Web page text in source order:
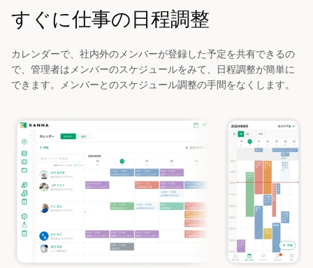
すぐに仕事の日程調整
カレンダーで、社内外のメンバーが登録した予定を共有できるの
で、管理者はメンバーのスケジュールをみて、日程調整が簡単に
できます。メンバーとのスケジュール調整の手間をなくします。